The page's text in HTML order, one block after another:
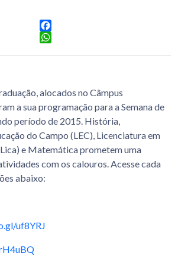
Facebook
alocados no Câmpus
a sua programação para a Semana de
período de 2015. História,
do Campo (LEC), Licenciatura em
e Matemática prometem uma
com os calouros. Acesse cada
abaixo:
uf8YRJ